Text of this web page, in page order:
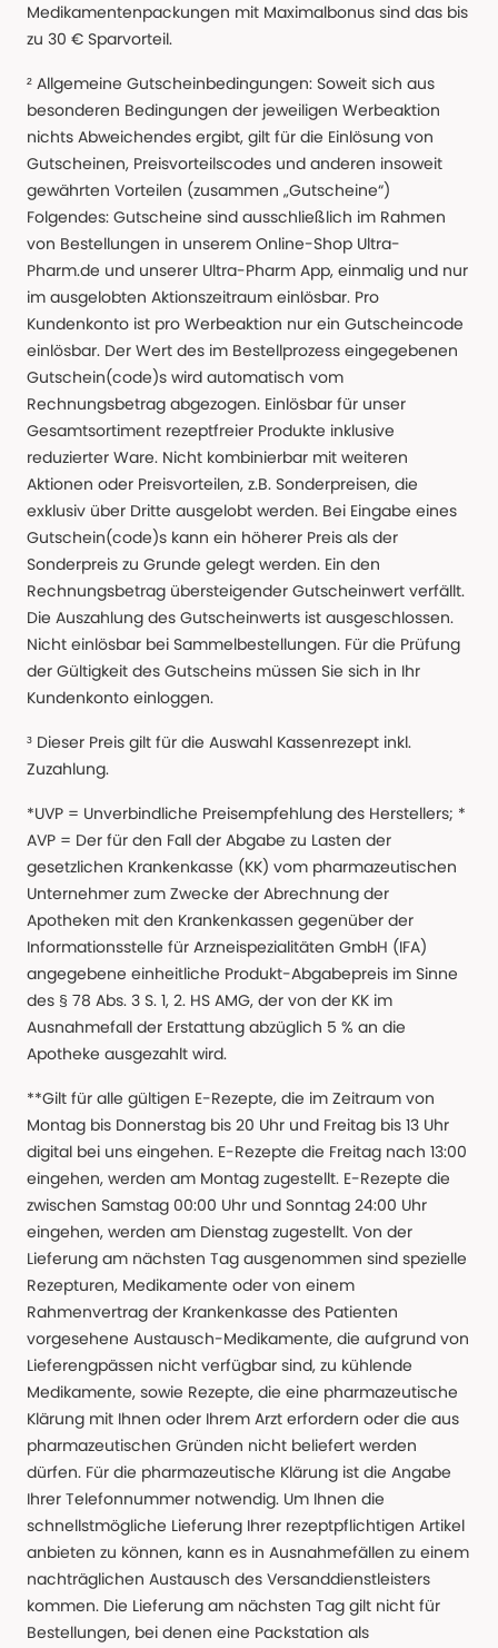
Medikamentenpackungen mit Maximalbonus sind das bis
zu 30 € Sparvorteil.
² Allgemeine Gutscheinbedingungen: Soweit sich aus
besonderen Bedingungen der jeweiligen Werbeaktion
nichts Abweichendes ergibt, gilt für die Einlösung von
Gutscheinen, Preisvorteilscodes und anderen insoweit
gewährten Vorteilen (zusammen „Gutscheine“)
Folgendes: Gutscheine sind ausschließlich im Rahmen
von Bestellungen in unserem Online-Shop Ultra-
Pharm.de und unserer Ultra-Pharm App, einmalig und nur
im ausgelobten Aktionszeitraum einlösbar. Pro
Kundenkonto ist pro Werbeaktion nur ein Gutscheincode
einlösbar. Der Wert des im Bestellprozess eingegebenen
Gutschein(code)s wird automatisch vom
Rechnungsbetrag abgezogen. Einlösbar für unser
Gesamtsortiment rezeptfreier Produkte inklusive
reduzierter Ware. Nicht kombinierbar mit weiteren
Aktionen oder Preisvorteilen, z.B. Sonderpreisen, die
exklusiv über Dritte ausgelobt werden. Bei Eingabe eines
Gutschein(code)s kann ein höherer Preis als der
Sonderpreis zu Grunde gelegt werden. Ein den
Rechnungsbetrag übersteigender Gutscheinwert verfällt.
Die Auszahlung des Gutscheinwerts ist ausgeschlossen.
Nicht einlösbar bei Sammelbestellungen. Für die Prüfung
der Gültigkeit des Gutscheins müssen Sie sich in Ihr
Kundenkonto einloggen.
³ Dieser Preis gilt für die Auswahl Kassenrezept inkl.
Zuzahlung.
*UVP = Unverbindliche Preisempfehlung des Herstellers; *
AVP = Der für den Fall der Abgabe zu Lasten der
gesetzlichen Krankenkasse (KK) vom pharmazeutischen
Unternehmer zum Zwecke der Abrechnung der
Apotheken mit den Krankenkassen gegenüber der
Informationsstelle für Arzneispezialitäten GmbH (IFA)
angegebene einheitliche Produkt-Abgabepreis im Sinne
des § 78 Abs. 3 S. 1, 2. HS AMG, der von der KK im
Ausnahmefall der Erstattung abzüglich 5 % an die
Apotheke ausgezahlt wird.
**Gilt für alle gültigen E-Rezepte, die im Zeitraum von
Montag bis Donnerstag bis 20 Uhr und Freitag bis 13 Uhr
digital bei uns eingehen. E-Rezepte die Freitag nach 13:00
eingehen, werden am Montag zugestellt. E-Rezepte die
zwischen Samstag 00:00 Uhr und Sonntag 24:00 Uhr
eingehen, werden am Dienstag zugestellt. Von der
Lieferung am nächsten Tag ausgenommen sind spezielle
Rezepturen, Medikamente oder von einem
Rahmenvertrag der Krankenkasse des Patienten
vorgesehene Austausch-Medikamente, die aufgrund von
Lieferengpässen nicht verfügbar sind, zu kühlende
Medikamente, sowie Rezepte, die eine pharmazeutische
Klärung mit Ihnen oder Ihrem Arzt erfordern oder die aus
pharmazeutischen Gründen nicht beliefert werden
dürfen. Für die pharmazeutische Klärung ist die Angabe
Ihrer Telefonnummer notwendig. Um Ihnen die
schnellstmögliche Lieferung Ihrer rezeptpflichtigen Artikel
anbieten zu können, kann es in Ausnahmefällen zu einem
nachträglichen Austausch des Versanddienstleisters
kommen. Die Lieferung am nächsten Tag gilt nicht für
Bestellungen, bei denen eine Packstation als